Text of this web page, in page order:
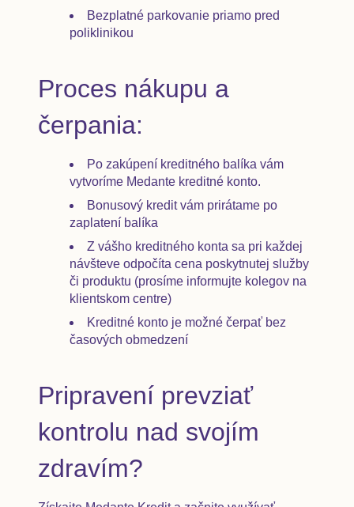
Bezplatné parkovanie priamo pred
poliklinikou
Proces nákupu a
čerpania:
Po zakúpení kreditného balíka vám
vytvoríme Medante kreditné konto.
Bonusový kredit vám prirátame po
zaplatení balíka
Z vášho kreditného konta sa pri každej
návšteve odpočíta cena poskytnutej služby
či produktu (prosíme informujte kolegov na
klientskom centre)
Kreditné konto je možné čerpať bez
časových obmedzení
Pripravení prevziať
kontrolu nad svojím
zdravím?